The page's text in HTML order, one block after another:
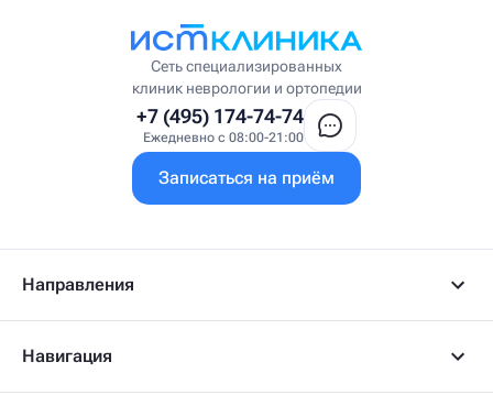
Сеть специализированных
клиник неврологии и ортопедии
+7 (495) 174-74-74
Ежедневно с 08:00-21:00
Записаться на приём
Направления
Навигация